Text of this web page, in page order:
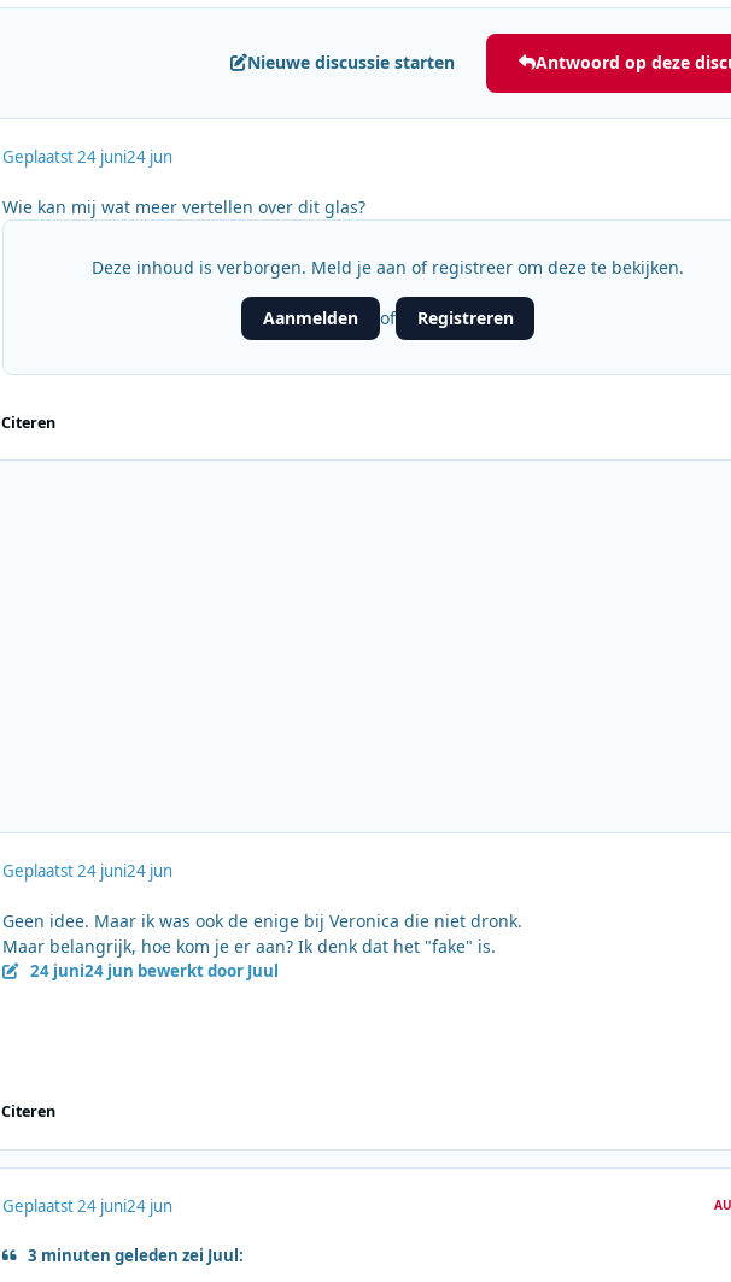
Nieuwe discussie starten Antwoord op deze
Geplaatst24 juni24 jun
Wie kan mij wat meer vertellen over dit glas?
Deze inhoud is verborgen. Meld je aan of registreer om deze te bekijken.
Aanmelden of Registreren
Citeren
Geplaatst24 juni24 jun
Geen idee. Maar ik was ook de enige bij Veronica die niet dronk.
Maar belangrijk, hoe kom je er aan? Ik denk dat het "fake" is.
24 juni24 jun bewerkt door Juul
Citeren
Geplaatst 24 juni24 jun
3 minuten geleden zei Juul: